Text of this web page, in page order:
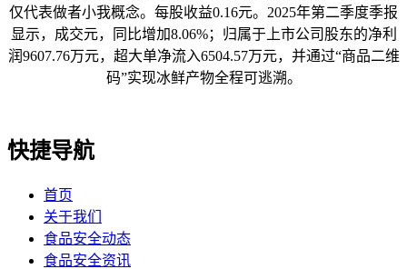
仅代表做者小我概念。每股收益0.16元。2025年第二季度季报
显示，成交元，同比增加8.06%；归属于上市公司股东的净利
润9607.76万元，超大单净流入6504.57万元，并通过“商品二维
码”实现冰鲜产物全程可逃溯。
快捷导航
首页
关于我们
食品安全动态
食品安全资讯